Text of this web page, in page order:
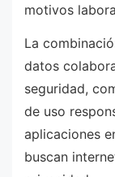
motivos
La
datos
seguridad,
de uso
aplicaciones
buscan